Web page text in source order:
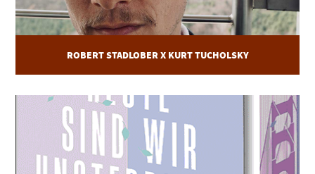
ROBERT STADLOBER X KURT TUCHOLSKY